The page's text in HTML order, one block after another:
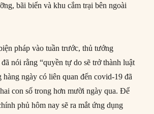
bãi biển và khu cắm trại bên ngoài
pháp vào tuần trước, thủ tướng
nói rằng “quyền tự do sẽ trở thành luật
hàng ngày có liên quan đến covid-19 đã
con số trong hơn mười ngày qua. Để
phủ hôm nay sẽ ra mắt ứng dụng